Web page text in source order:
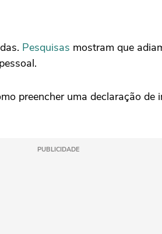
Pesquisas mostram que
preencher uma declaração
PUBLICIDADE